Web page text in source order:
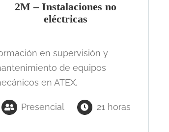
2M – Instalaciones no
eléctricas
en supervisión y
de equipos
en ATEX.
Presencial 21 horas